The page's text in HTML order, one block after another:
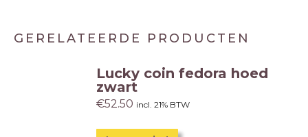
GERELATEERDE PRODUCTEN
Lucky coin fedora hoed
zwart
€52.50 incl. 21% BTW